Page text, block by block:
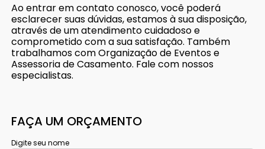
Ao entrar em contato conosco, você poderá
esclarecer suas dúvidas, estamos à sua disposição,
através de um atendimento cuidadoso e
comprometido com a sua satisfação. Também
trabalhamos com Organização de Eventos e
Assessoria de Casamento. Fale com nossos
especialistas.
FAÇA UM ORÇAMENTO
Digite seu nome